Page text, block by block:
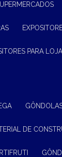
PARA
DE